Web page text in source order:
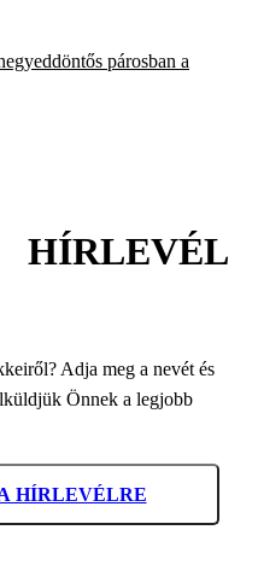
párosban a
HÍRLEVÉL
Adja meg a nevét és
Önnek a legjobb
HÍRLEVÉLRE